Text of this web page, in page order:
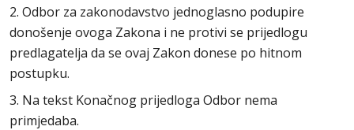
2. Odbor za zakonodavstvo jednoglasno podupire
donošenje ovoga Zakona i ne protivi se prijedlogu
predlagatelja da se ovaj Zakon donese po hitnom
postupku.
3. Na tekst Konačnog prijedloga Odbor nema
primjedaba.